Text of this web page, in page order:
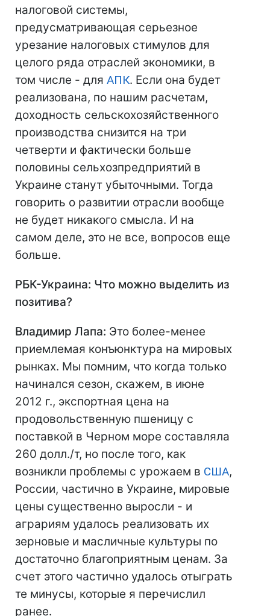
налоговой системы,
предусматривающая серьезное
урезание налоговых стимулов для
целого ряда отраслей экономики, в
том числе - для АПК. Если она будет
реализована, по нашим расчетам,
доходность сельскохозяйственного
производства снизится на три
четверти и фактически больше
половины сельхозпредприятий в
Украине станут убыточными. Тогда
говорить о развитии отрасли вообще
не будет никакого смысла. И на
самом деле, это не все, вопросов еще
больше.
РБК-Украина: Что можно выделить из
позитива?
Владимир Лапа: Это более-менее
приемлемая конъюнктура на мировых
рынках. Мы помним, что когда только
начинался сезон, скажем, в июне
2012 г., экспортная цена на
продовольственную пшеницу с
поставкой в Черном море составляла
260 долл./т, но после того, как
возникли проблемы с урожаем в США,
России, частично в Украине, мировые
цены существенно выросли - и
аграриям удалось реализовать их
зерновые и масличные культуры по
достаточно благоприятным ценам. За
счет этого частично удалось отыграть
те минусы, которые я перечислил
ранее.